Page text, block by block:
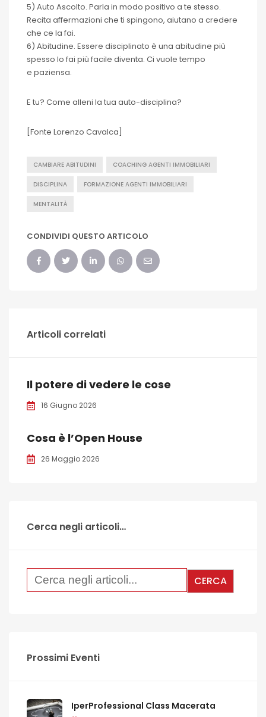
5) Auto Ascolto. Parla in modo positivo a te stesso.
Recita affermazioni che ti spingono, aiutano a credere
che ce la fai.
6) Abitudine. Essere disciplinato è una abitudine più
spesso lo fai più facile diventa. Ci vuole tempo
e paziensa.
E tu? Come alleni la tua auto-disciplina?
[Fonte Lorenzo Cavalca]
CAMBIARE ABITUDINI COACHING AGENTI IMMOBILIARI
DISCIPLINA FORMAZIONE AGENTI IMMOBILIARI
MENTALITÀ
CONDIVIDI QUESTO ARTICOLO
Articoli correlati
Il potere di vedere le cose
16 Giugno 2026
Cosa è l’Open House
26 Maggio 2026
Cerca negli articoli…
Prossimi Eventi
IperProfessional Class Macerata